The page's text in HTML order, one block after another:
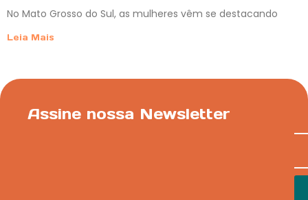
No Mato Grosso do Sul, as mulheres vêm se destacando
Leia Mais
Assine nossa Newsletter